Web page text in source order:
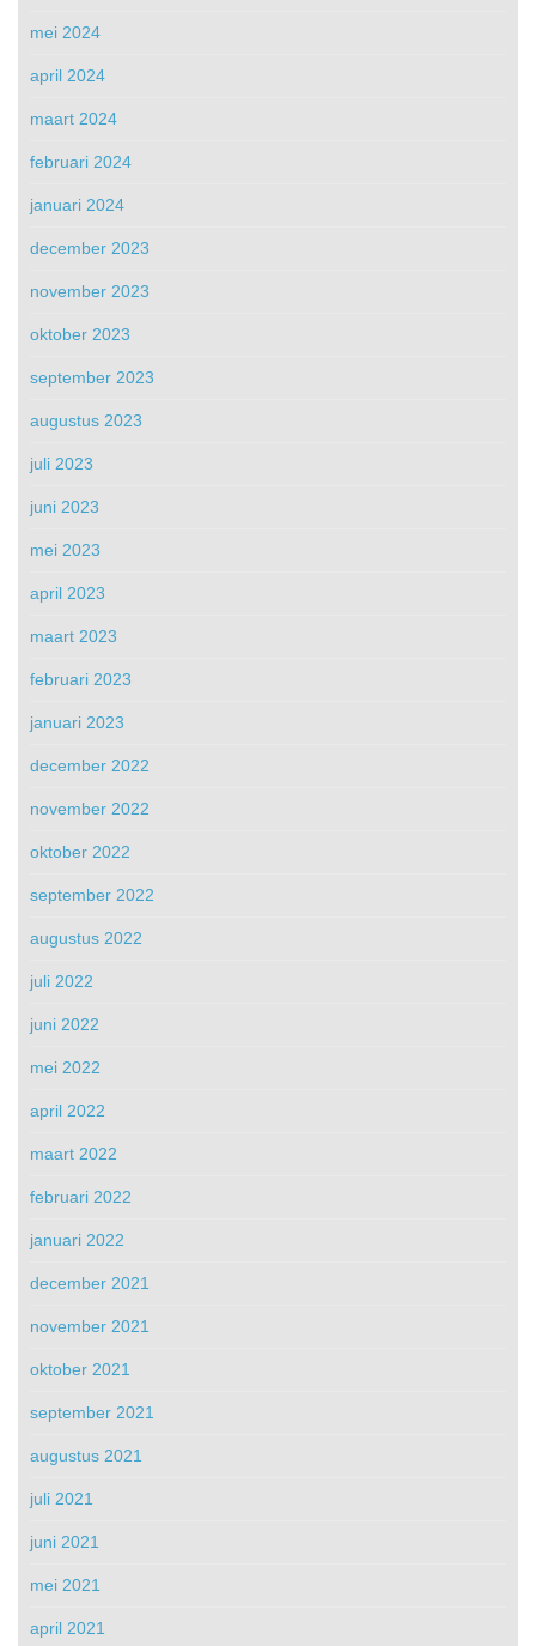
mei 2024
april 2024
maart 2024
februari 2024
januari 2024
december 2023
november 2023
oktober 2023
september 2023
augustus 2023
juli 2023
juni 2023
mei 2023
april 2023
maart 2023
februari 2023
januari 2023
december 2022
november 2022
oktober 2022
september 2022
augustus 2022
juli 2022
juni 2022
mei 2022
april 2022
maart 2022
februari 2022
januari 2022
december 2021
november 2021
oktober 2021
september 2021
augustus 2021
juli 2021
juni 2021
mei 2021
april 2021